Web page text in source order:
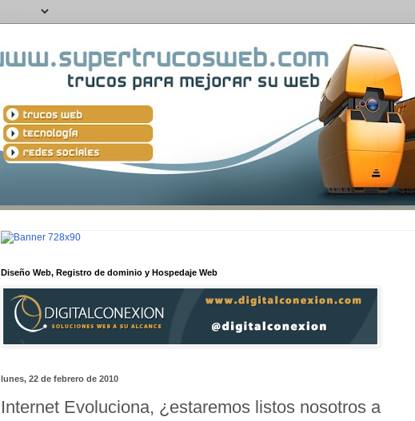
Diseño Web, Registro de dominio y Hospedaje Web
lunes, 22 de febrero de 2010
Internet Evoluciona, ¿estaremos listos nosotros a